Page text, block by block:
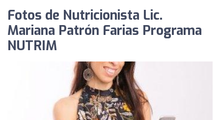
Fotos de Nutricionista Lic.
Mariana Patrón Farias Programa
NUTRIM